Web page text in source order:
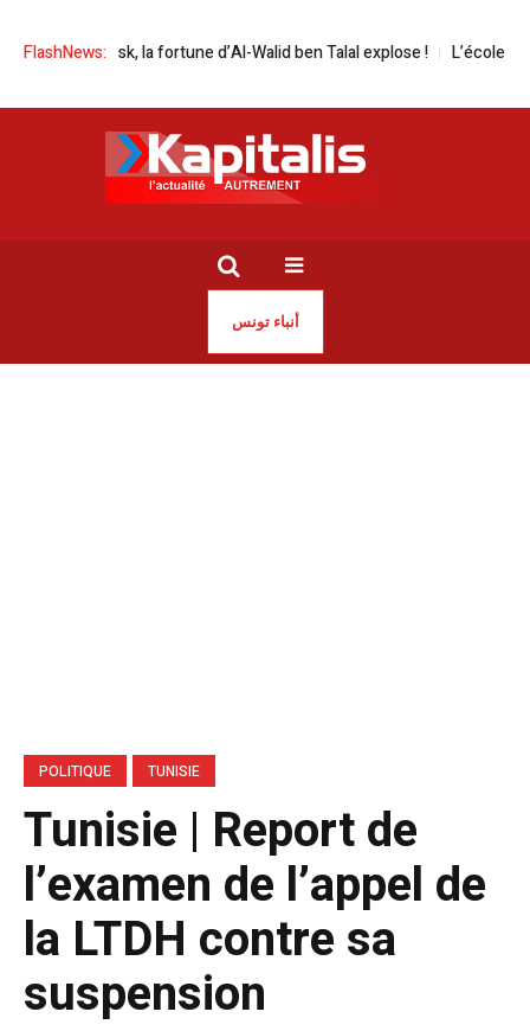
FlashNews:
de Musk, la fortune d’Al-Walid ben Talal explose ! L’école face
أنباء تونس
POLITIQUE TUNISIE
Tunisie | Report de
l’examen de l’appel de
la LTDH contre sa
suspension